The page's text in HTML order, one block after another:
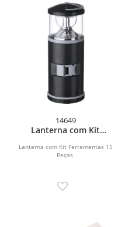
14649
Lanterna com Kit
Lanterna com Kit Ferramentas 15
Peças.